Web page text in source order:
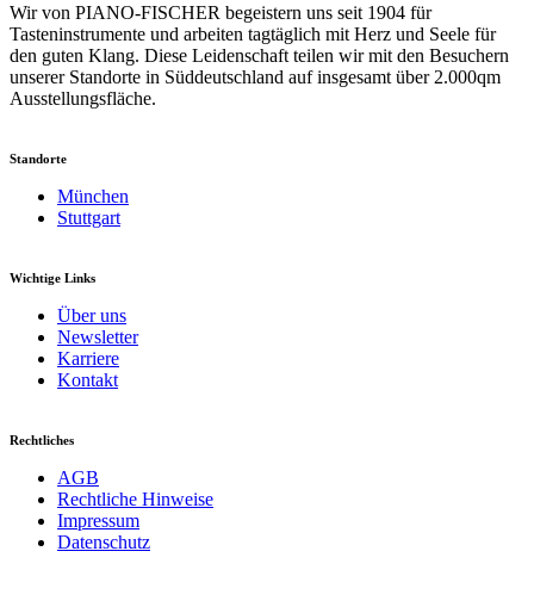
Wir von PIANO-FISCHER begeistern uns seit 1904 für
Tasteninstrumente und arbeiten tagtäglich mit Herz und Seele für
den guten Klang. Diese Leidenschaft teilen wir mit den Besuchern
unserer Standorte in Süddeutschland auf insgesamt über 2.000qm
Ausstellungsfläche.
Standorte
München
Stuttgart
Wichtige Links
Über uns
Newsletter
Karriere
Kontakt
Rechtliches
AGB
Rechtliche Hinweise
Impressum
Datenschutz